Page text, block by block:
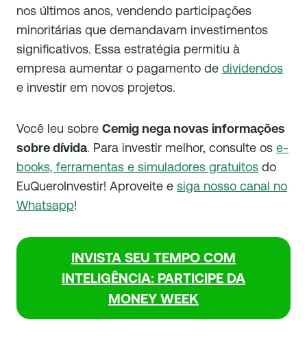
nos últimos anos, vendendo participações
minoritárias que demandavam investimentos
significativos. Essa estratégia permitiu à
empresa aumentar o pagamento de dividendos
e investir em novos projetos.
Você leu sobre Cemig nega novas informações
sobre dívida. Para investir melhor, consulte os e-
books, ferramentas e simuladores gratuitos do
EuQueroInvestir! Aproveite e siga nosso canal no
Whatsapp!
INVISTA SEU TEMPO COM
INTELIGÊNCIA: PARTICIPE DA
MONEY WEEK